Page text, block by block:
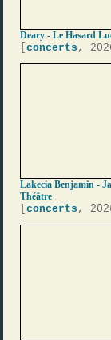
Deary - Le Hasard
[concerts ,
Lakecia Benjamin -
Théâtre
[concerts ,